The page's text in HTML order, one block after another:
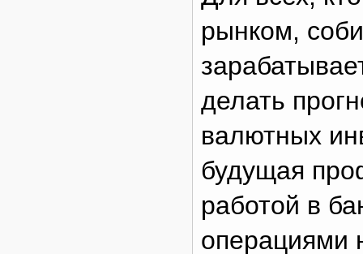
рынком,
делать
валютных
будущая
работой в
операциями